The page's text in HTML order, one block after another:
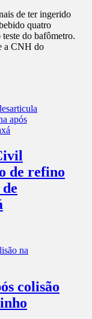
de ter ingerido
quatro
teste do bafômetro.
a CNH do
de refino
colisão